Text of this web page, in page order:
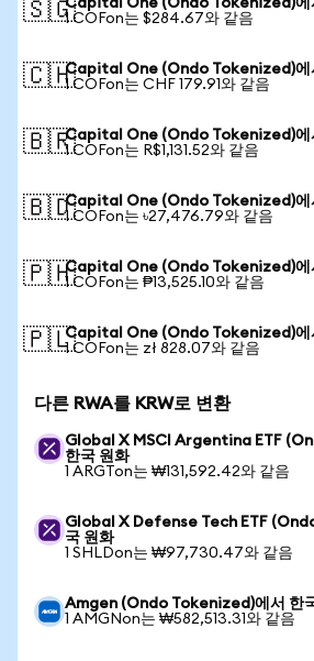
🇸🇬Capital One (Ondo Tokenized)에
1 COFon는 $284.67와 같음
🇨🇭Capital One (Ondo Tokenized)에
1 COFon는 CHF 179.91와 같음
🇧🇷Capital One (Ondo Tokenized)에
1 COFon는 R$1,131.52와 같음
🇧🇩Capital One (Ondo Tokenized)에
1 COFon는 ৳27,476.79와 같음
🇵🇭Capital One (Ondo Tokenized)에
1 COFon는 ₱13,525.10와 같음
🇵🇱Capital One (Ondo Tokenized)에
1 COFon는 zł 828.07와 같음
다른 RWA를 KRW로 변환
Global X MSCI Argentina ETF
한국 원화
1 ARGTon는 ₩131,592.42와 같음
Global X Defense Tech ETF
국 원화
1 SHLDon는 ₩97,730.47와 같음
Amgen (Ondo Tokenized)에서 한
1 AMGNon는 ₩582,513.31와 같음